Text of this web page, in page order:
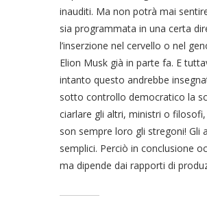
inauditi. Ma non potrà mai
sia programmata in una certa
l’inserzione nel cervello o nel
Elion Musk già in parte fa. E
intanto questo andrebbe
sotto controllo democratico la
ciarlare gli altri, ministri o
son sempre loro gli stregoni! Gli
semplici. Perciò in conclusione
ma dipende dai rapporti di